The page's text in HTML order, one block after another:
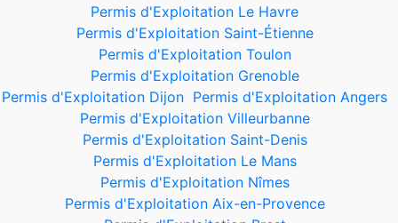
Permis d'Exploitation Le Havre
Permis d'Exploitation Saint-Étienne
Permis d'Exploitation Toulon
Permis d'Exploitation Grenoble
Permis d'Exploitation Dijon Permis d'Exploitation Angers
Permis d'Exploitation Villeurbanne
Permis d'Exploitation Saint-Denis
Permis d'Exploitation Le Mans
Permis d'Exploitation Nîmes
Permis d'Exploitation Aix-en-Provence